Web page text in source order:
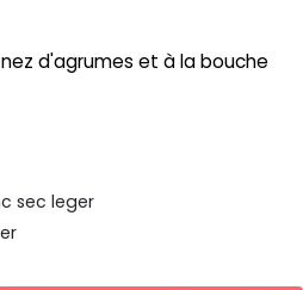
d'agrumes et à la bouche
sec leger